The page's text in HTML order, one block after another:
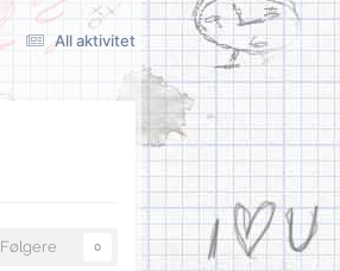
All aktivitet
Følgere 0